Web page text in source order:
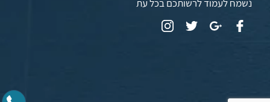
נשמח לעמוד לרשותכם בכל עת